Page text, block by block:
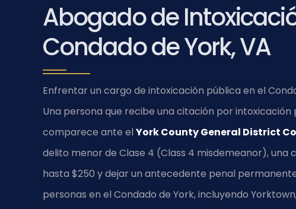
Abogado de
Condado de York, VA
Enfrentar un cargo de intoxicación pública en el
Una persona que recibe una citación por intoxicación
comparece ante el York County General District
delito menor de Clase 4 (Class 4 misdemeanor), una
hasta $250 y dejar un antecedente penal
personas en el Condado de York, incluyendo